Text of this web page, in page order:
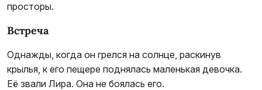
просторы.
Встреча
Однажды, когда он грелся на солнце, раскинув
крылья, к его пещере поднялась маленькая девочка.
Её звали Лира. Она не боялась его.